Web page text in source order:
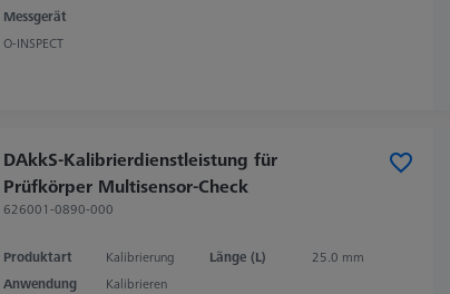
Messgerät
O-INSPECT
DAkkS-Kalibrierdienstleistung für
Prüfkörper Multisensor-Check
626001-0890-000
Produktart Kalibrierung Länge (L)
25.0 mm
Anwendung
Kalibrieren